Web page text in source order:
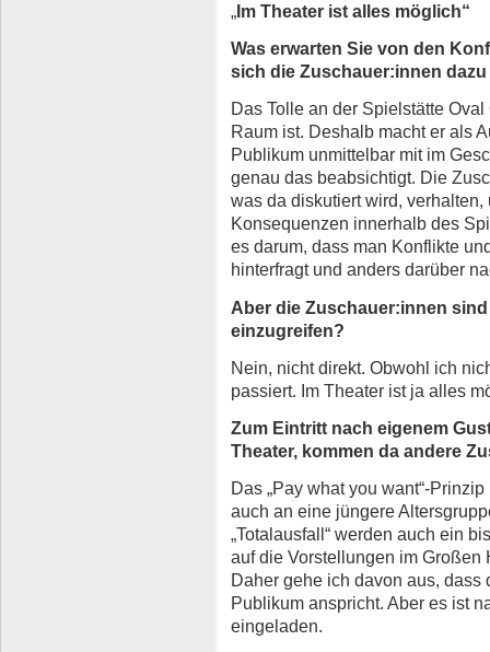
„Im Theater ist alles möglich“
Was erwarten Sie von den
sich die Zuschauer:innen
Das Tolle an der Spielstätte
Raum ist. Deshalb macht er als
Publikum unmittelbar mit im
genau das beabsichtigt. Die
was da diskutiert wird,
Konsequenzen innerhalb des
es darum, dass man Konflikte
hinterfragt und anders darüber
Aber die Zuschauer:innen
einzugreifen?
Nein, nicht direkt. Obwohl ich
passiert. Im Theater ist ja alles
Zum Eintritt nach eigenem
Theater, kommen da andere
Das „Pay what you want“-
auch an eine jüngere
„Totalausfall“ werden auch ein
auf die Vorstellungen im
Daher gehe ich davon aus,
Publikum anspricht. Aber es ist
eingeladen.